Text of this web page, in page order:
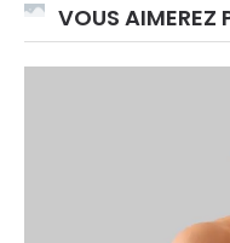
VOUS AIMEREZ